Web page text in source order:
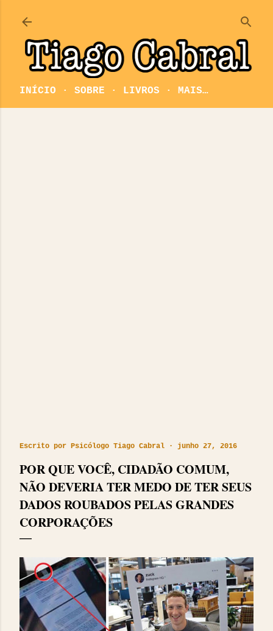
INÍCIO SOBRE LIVROS MAIS…
Escrito por Psicólogo Tiago Cabral junho 27, 2016
POR QUE VOCÊ, CIDADÃO COMUM,
NÃO DEVERIA TER MEDO DE TER SEUS
DADOS ROUBADOS PELAS GRANDES
CORPORAÇÕES